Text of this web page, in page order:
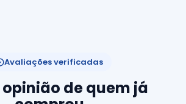
Avaliações verificadas
de quem já